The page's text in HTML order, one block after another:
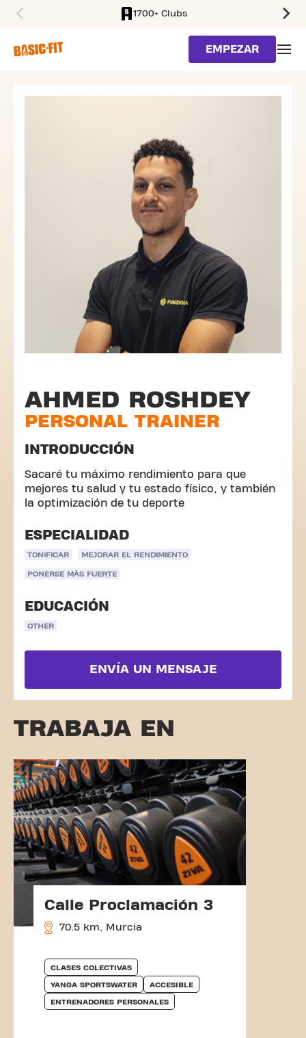
1700+ Clubs
EMPEZAR
AHMED ROSHDEY
PERSONAL TRAINER
INTRODUCCIÓN
Sacaré tu máximo rendimiento para que
mejores tu salud y tu estado físico, y también
la optimización de tu deporte
ESPECIALIDAD
TONIFICAR MEJORAR EL RENDIMIENTO
PONERSE MÀS FUERTE
EDUCACIÓN
OTHER
ENVÍA UN MENSAJE
TRABAJA EN
Calle Proclamación 3
70.5 km, Murcia
CLASES COLECTIVAS
YANGA SPORTSWATER ACCESIBLE
ENTRENADORES PERSONALES